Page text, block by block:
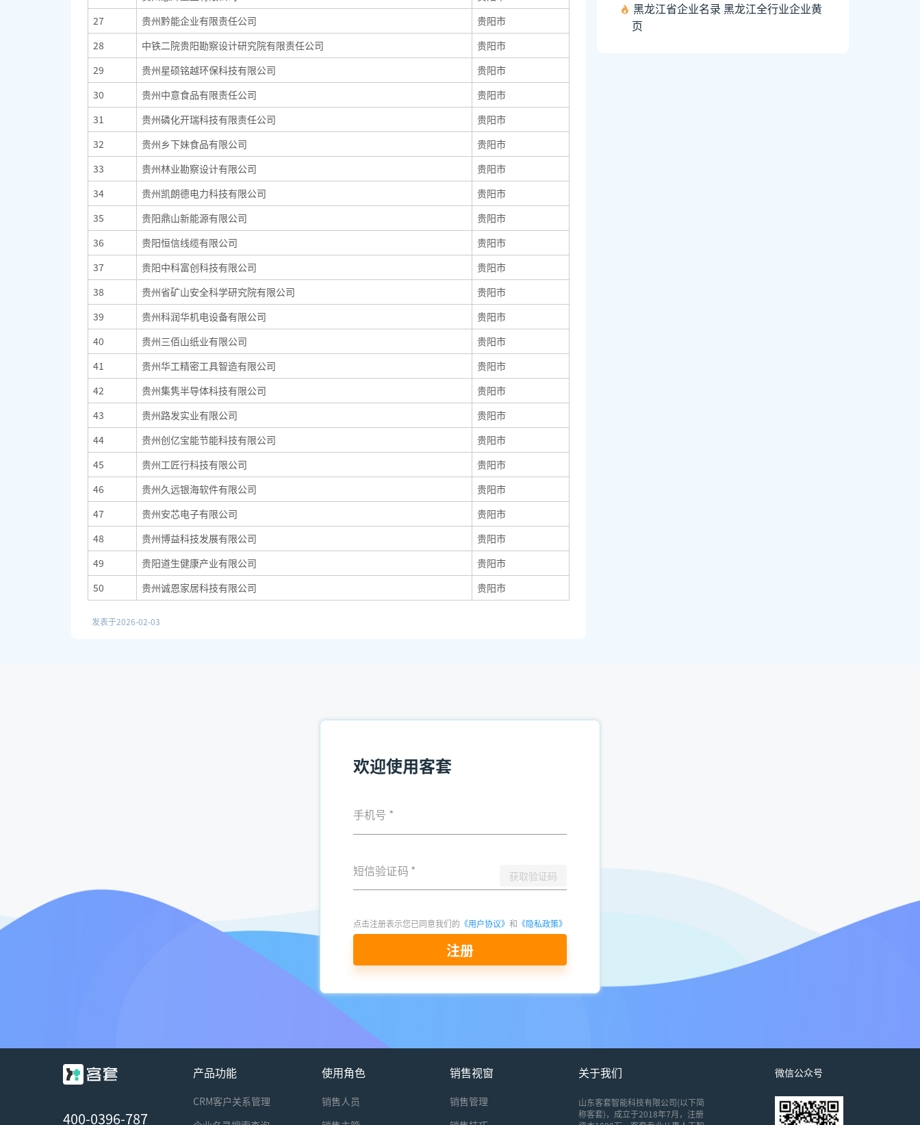
27
贵州黔能企业有限责任公司
贵阳市
28
中铁二院贵阳勘察设计研究院有限责任公司
贵阳市
29
贵州星硕铭越环保科技有限公司
贵阳市
30
贵州中意食品有限责任公司
贵阳市
31
贵州磷化开瑞科技有限责任公司
贵阳市
32
贵州乡下妹食品有限公司
贵阳市
33
贵州林业勘察设计有限公司
贵阳市
34
贵州凯朗德电力科技有限公司
贵阳市
35
贵阳鼎山新能源有限公司
贵阳市
36
贵阳恒信线缆有限公司
贵阳市
37
贵阳中科富创科技有限公司
贵阳市
38
贵州省矿山安全科学研究院有限公司
贵阳市
39
贵州科润华机电设备有限公司
贵阳市
40
贵州三佰山纸业有限公司
贵阳市
41
贵州华工精密工具智造有限公司
贵阳市
42
贵州集隽半导体科技有限公司
贵阳市
43
贵州路发实业有限公司
贵阳市
44
贵州创亿宝能节能科技有限公司
贵阳市
45
贵州工匠行科技有限公司
贵阳市
46
贵州久远银海软件有限公司
贵阳市
47
贵州安芯电子有限公司
贵阳市
48
贵州博益科技发展有限公司
贵阳市
49
贵阳道生健康产业有限公司
贵阳市
50
贵州诚恩家居科技有限公司 贵阳市
发表于2026-02-03
黑龙江省企业名录 黑龙江全行业企业黄
页
欢迎使用客套
手机号 *
短信验证码 * 获取验证码
点击注册表示您已同意我们的 《用户协议》 和 《隐私政策》
注册
400-0396-787
产品功能
CRM客户关系管理
使用角色
销售人员
销售视窗
销售管理
关于我们
山东客套智能科技有限公司(以下简
称客套)，成立于2018年7月，注册
微信公众号